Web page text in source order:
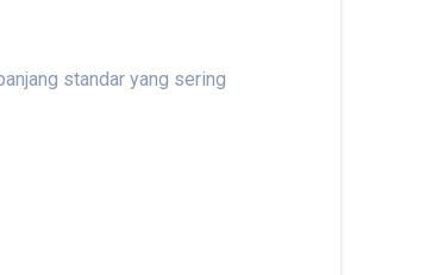
standar yang sering